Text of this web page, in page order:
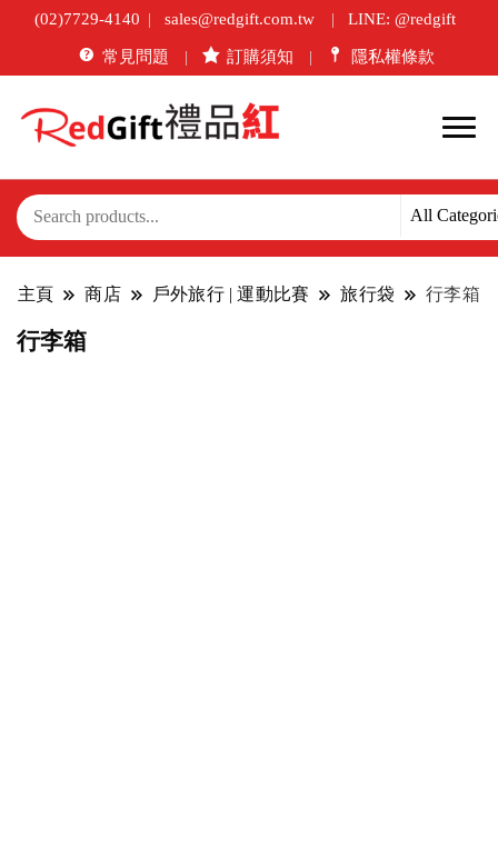
(02)7729-4140 sales@redgift.com.tw LINE: @redgift
常見問題 訂購須知 隱私權條款
主頁 商店 戶外旅行 | 運動比賽 旅行袋 行李箱
行李箱